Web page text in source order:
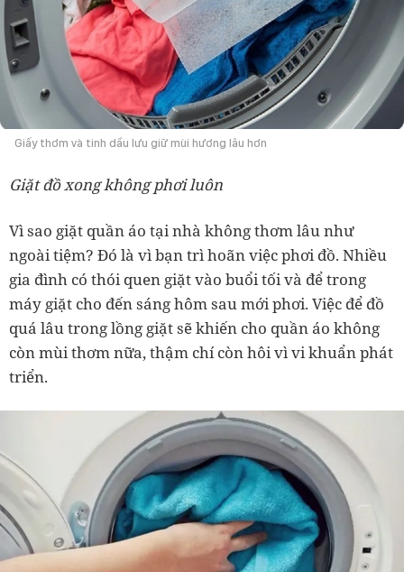
Giấy thơm và tinh dầu lưu giữ mùi hương lâu hơn
Giặt đồ xong không phơi luôn
Vì sao giặt quần áo tại nhà không thơm lâu như
ngoài tiệm? Đó là vì bạn trì hoãn việc phơi đồ. Nhiều
gia đình có thói quen giặt vào buổi tối và để trong
máy giặt cho đến sáng hôm sau mới phơi. Việc để đồ
quá lâu trong lồng giặt sẽ khiến cho quần áo không
còn mùi thơm nữa, thậm chí còn hôi vì vi khuẩn phát
triển.